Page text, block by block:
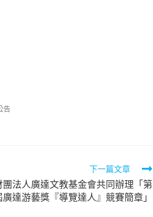
告
下一篇文章
法人廣達文教基金會共同辦理「第
廣達游藝獎『導覽達人』競賽簡章」